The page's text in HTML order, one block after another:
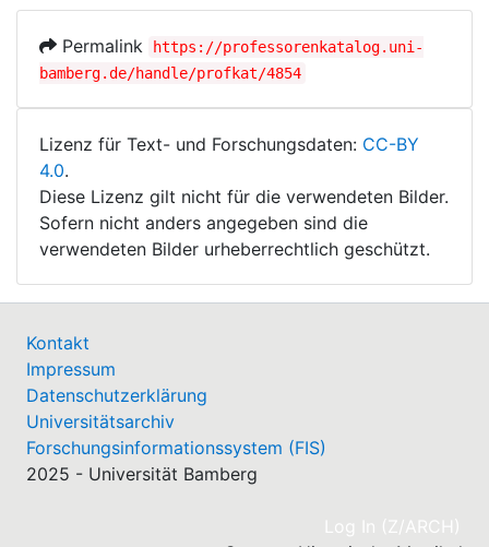
Permalink
https://professorenkatalog.uni-
bamberg.de/handle/profkat/4854
Lizenz für Text- und Forschungsdaten: CC-BY
4.0.
Diese Lizenz gilt nicht für die verwendeten Bilder.
Sofern nicht anders angegeben sind die
verwendeten Bilder urheberrechtlich geschützt.
Kontakt
Impressum
Datenschutzerklärung
Universitätsarchiv
Forschungsinformationssystem (FIS)
2025 - Universität Bamberg
Log In (Z/ARCH)